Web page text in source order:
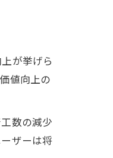
が挙げら
値向上の
数の減少
ザーは将